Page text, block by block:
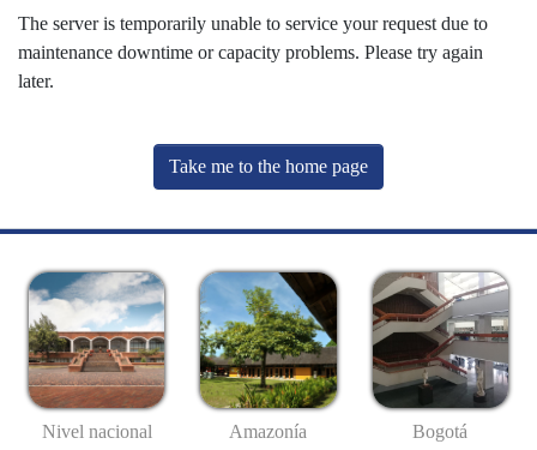
The server is temporarily unable to service your request due to
maintenance downtime or capacity problems. Please try again
later.
Take me to the home page
Nivel nacional Amazonía Bogotá